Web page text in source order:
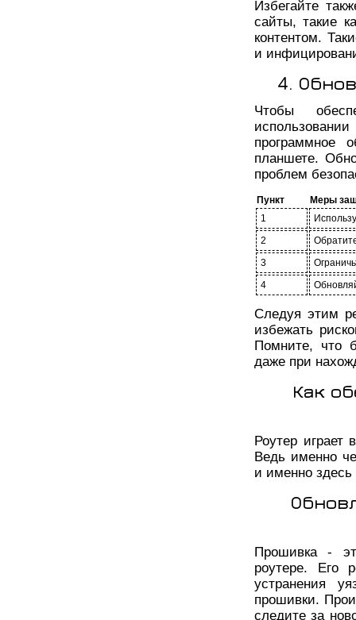
Избегайте
сайты, такие
контентом.
и
4.
Чтобы
программное
планшете.
проблем
Пункт
Меры
1
2
3
4
Следуя этим
избежать
Помните, что
даже при
Как
Роутер играет
Ведь именно
и именно здесь
Прошивка -
роутере. Его
устранения
прошивки.
следите за